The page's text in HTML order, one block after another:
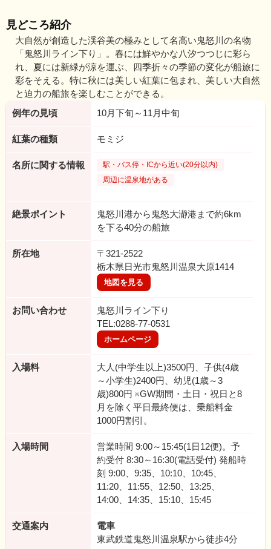
見どころ紹介
大自然が創造した渓谷美の極みとして名高い鬼怒川の名物
「鬼怒川ライン下り」。春には鮮やかな八汐つつじに彩ら
れ、夏には新緑が涼を運ぶ、四季折々の季節の変化が船旅に
彩をそえる。特に秋には美しい紅葉に包まれ、美しい大自然
と迫力の船旅を楽しむことができる。
例年の見頃
10月下旬～11月中旬
紅葉の種類 モミジ
名所に関する情報
駅・バス停・ICから近い(20分以内)
周辺に温泉地がある
絶景ポイント
鬼怒川港から鬼怒大瀞港まで約6km
を下る40分の船旅
所在地
〒321-2522
栃木県日光市鬼怒川温泉大原1414
地図を見る
お問い合わせ
鬼怒川ライン下り
TEL:0288-77-0531
ホームページ
入場料
大人(中学生以上)3500円、子供(4歳
～小学生)2400円、幼児(1歳～3
歳)800円 ※GW期間・土日・祝日と8
月を除く平日最終便は、乗船料金
1000円割引。
入場時間
営業時間 9:00～15:45(1日12便)。予
約受付 8:30～16:30(電話受付) 発船時
刻 9:00、9:35、10:10、10:45、
11:20、11:55、12:50、13:25、
14:00、14:35、15:10、15:45
交通案内
電車
東武鉄道鬼怒川温泉駅から徒歩4分